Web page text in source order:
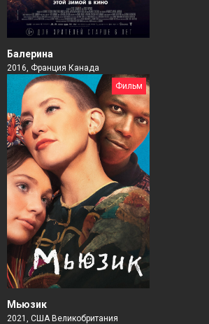
Балерина
2016, Франция Канада
Фильм
Мьюзик
2021, США Великобритания